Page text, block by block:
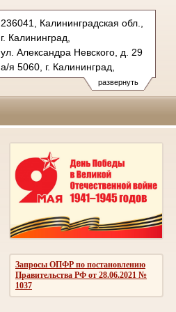
развернуть
236041, Калининградская обл.,
г. Калининград,
ул. Александра Невского, д. 29
а/я 5060, г. Калининград,
236035 (почт.)
Тел.: (4012) 53-13-75, 51-27-15
leningradsky.kln@sudrf.ru
Запросы ОПФР по постановлению
Правительства РФ от 28.06.2021 №
1037